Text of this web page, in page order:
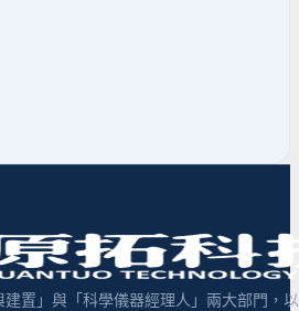
置」與「科學儀器經理人」兩大部門，